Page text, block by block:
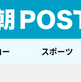
スポーツ